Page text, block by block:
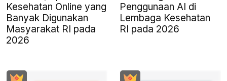
Kesehatan Online yang
Banyak Digunakan
Masyarakat RI pada
2026
Penggunaan AI di
Lembaga Kesehatan
RI pada 2026